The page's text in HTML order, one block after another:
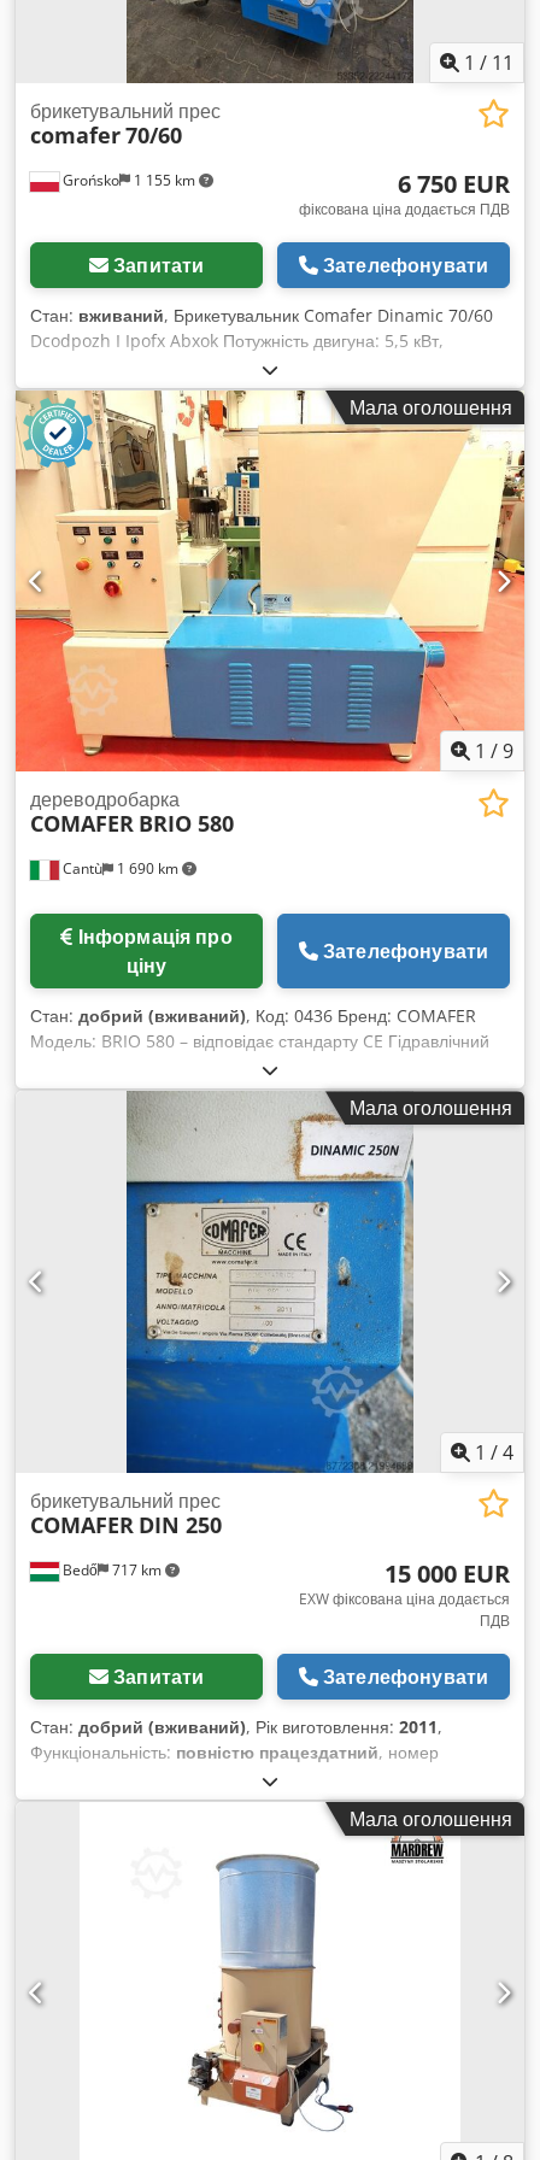
1 / 11
Grońsko 1 155 km
брикетувальний прес
comafer70/60
6 750 EUR
фіксована ціна додається ПДВ
Запитати Зателефонувати
Стан: вживаний, Брикетувальник Comafer Dinamic 70/60
Dcodpozh I Ipofx Abxok Потужність двигуна: 5,5 кВт,
Діаметр брикету: 70 мм, Продуктивність: приблизно 70 кг/
год Діаметр бункера: 100 см Вага: близько 1 000 кг, Машина
справна, є можливість протестувати перед покупкою.
Мала оголошення
1 /9
Cantù 1 690 km
дереводробарка
COMAFER BRIO 580
ціну
Зателефонувати
Стан: добрий (вживаний), Код: 0436 Бренд: COMAFER
Модель: BRIO 580 – відповідає стандарту CE Гідравлічний
подрібнювач для деревних відходів, алюмінію, пластику,
картону, пакувальних матеріалів та інших матеріалів –
відповідає стандарту CE Розміри завантажувального отвору:
965 x 580 мм Діаметр і довжина ножового вала: 162 x 450
мм Кількість ножів: 42 шт., двосторонні, можливість
повторного заточування Швидкість вала: 236 Dcedpfxjzkhl
Ho Abxek Потужність двигуна: 10 к.с. Діаметр отвору: 10 мм
Продуктивність на годину: 100/200 кг Діаметр вхідного
патрубка для всмоктування: 150 мм Потужність
гідравлічного блоку: 2 к.с. Загальні габарити: 1050 x 1700 x
1430 мм (висота) Вага: 900 кг
Мала оголошення
1 /4
Bedő 717 km
брикетувальний прес
COMAFER DIN 250
15 000 EUR
EXW фіксована ціна додається
ПДВ
Запитати Зателефонувати
Стан: добрий (вживаний), Рік виготовлення: 2011,
Функціональність: повністю працездатний, номер
машини/транспортного засобу:
75 мм, тип вхідного струму:трифазний, вхідна частота:50
, Пропонуємо брикетувальний
прес COMAFER DIN 250 у хорошому стані, рік виробництва:
2011. Характеристики: - Циліндр з замкнутим контуром
мастильної олії та охолоджувачем - Продуктивність: 100–
250 кг/год (залежно від матеріалу) - Діаметр брикету: 75 мм
- Циліндричний кожух (ø1200) з оглядовим люком та
додатковим кільцем (гільзою) ø1200 / h930 - Тискова сила:
приблизно 1100 кг/см² - 2 циліндри, діаметр циліндра для
брикетування: 200 мм - Насосний двигун: 11 кВт / 15 к.с.,
380 В, 50 Гц - Моноблочна, самоустановлююча конструкція
без фіксуючих штанг для круглих лещат - Електрошафа з
ПЛК, автоматичний та ручний режими циклів Dcedpfoy
Uihajx Abxek - Запобіжний механізм з відкритими лещатами
Мала оголошення